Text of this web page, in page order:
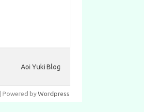
Aoi Yuki Blog
Powered by Wordpress